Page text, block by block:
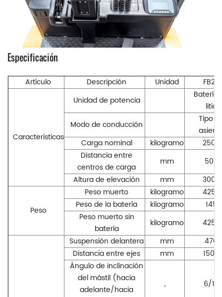
Especificación
Artículo Descripción Unidad FB25
Características
Unidad de potencia
Batería
litio
Modo de conducción
Tipo
Carga nominal
kilogramo
2500
Distancia entre
centros de carga
mm
500
Altura de elevación
mm 3000
Peso
Peso muerto kilogramo
4250
Peso de la batería
kilogramo
145
Peso muerto sin
batería
kilogramo
4250
Suspensión delantera
mm
470
Distancia entre ejes
mm
1500
Ángulo de inclinación
del mástil (hacia
adelante/hacia
。 6/12